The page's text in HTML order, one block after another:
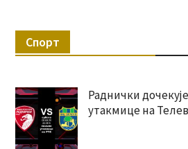
Спорт
Раднички
утакмице на